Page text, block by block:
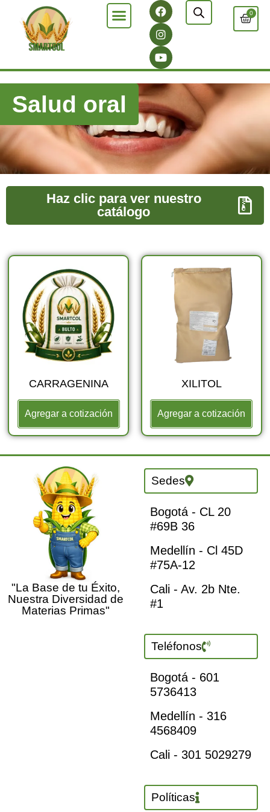
0
Salud oral
Haz clic para ver nuestro
catálogo
CARRAGENINA
Agregar a cotización
XILITOL
Agregar a cotización
"La Base de tu Éxito,
Nuestra Diversidad de
Materias Primas"
Sedes
Bogotá - CL 20
#69B 36
Medellín - Cl 45D
#75A-12
Cali - Av. 2b Nte.
#1
Teléfonos
Bogotá - 601
5736413
Medellín - 316
4568409
Cali - 301 5029279
Políticas